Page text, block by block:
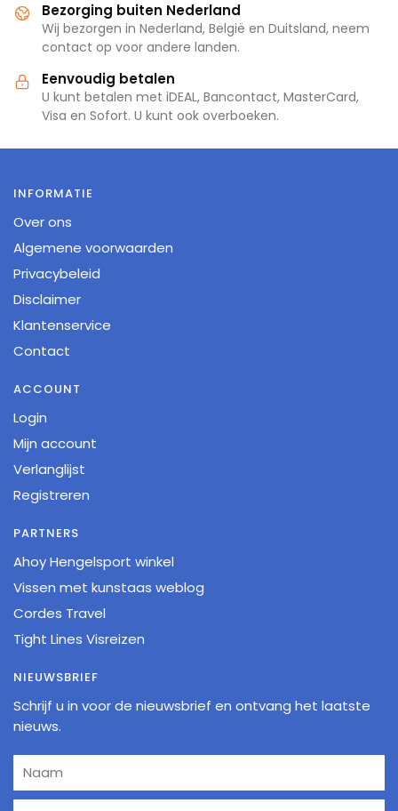
Bezorging buiten Nederland
Wij bezorgen in Nederland, België en Duitsland, neem
contact op voor andere landen.
Eenvoudig betalen
U kunt betalen met iDEAL, Bancontact, MasterCard,
Visa en Sofort. U kunt ook overboeken.
INFORMATIE
Over ons
Algemene voorwaarden
Privacybeleid
Disclaimer
Klantenservice
Contact
ACCOUNT
Login
Mijn account
Verlanglijst
Registreren
PARTNERS
Ahoy Hengelsport winkel
Vissen met kunstaas weblog
Cordes Travel
Tight Lines Visreizen
NIEUWSBRIEF
Schrijf u in voor de nieuwsbrief en ontvang het laatste
nieuws.